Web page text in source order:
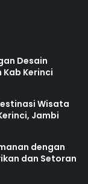
Desain
Kab Kerinci
Wisata
Jambi
dengan
dan Setoran